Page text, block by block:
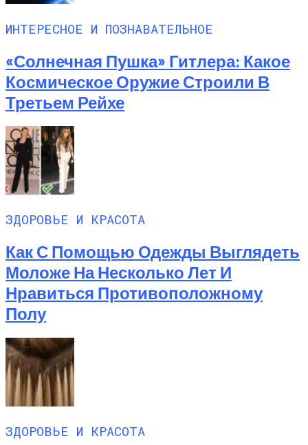
ИНТЕРЕСНОЕ И ПОЗНАВАТЕЛЬНОЕ
«Солнечная Пушка» Гитлера: Какое
Космическое Оружие Строили В
Третьем Рейхе
ЗДОРОВЬЕ И КРАСОТА
Как С Помощью Одежды Выглядеть
Моложе На Несколько Лет И
Нравиться Противоположному
Полу
ЗДОРОВЬЕ И КРАСОТА